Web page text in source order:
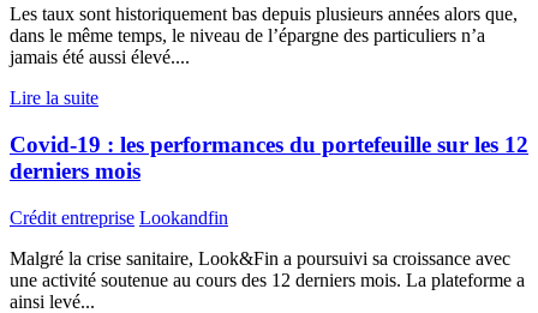
Les taux sont historiquement bas depuis plusieurs années alors que,
dans le même temps, le niveau de l’épargne des particuliers n’a
jamais été aussi élevé....
Lire la suite
Covid-19 : les performances du portefeuille sur les 12
derniers mois
Crédit entreprise Lookandfin
Malgré la crise sanitaire, Look&Fin a poursuivi sa croissance avec
une activité soutenue au cours des 12 derniers mois. La plateforme a
ainsi levé...